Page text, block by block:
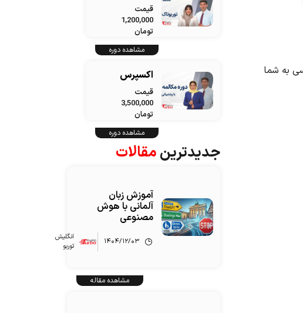
به شما
قیمت
1,200,000
تومان
مشاهده دوره
اکسپرس
قیمت
3,500,000
تومان
مشاهده دوره
جدیدترینمقالات
آموزش زبان
آلمانی با هوش
مصنوعی
۱۴۰۴/۱۲/۰۳
انگلیش‌
توربو
مشاهده مقاله